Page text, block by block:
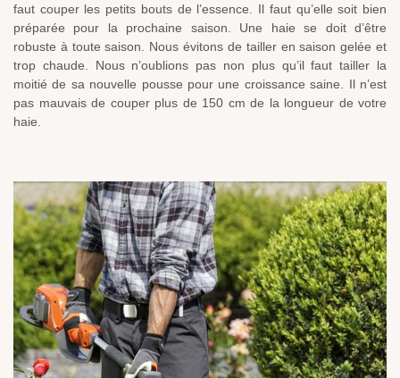
faut couper les petits bouts de l’essence. Il faut qu’elle soit bien
préparée pour la prochaine saison. Une haie se doit d’être
robuste à toute saison. Nous évitons de tailler en saison gelée et
trop chaude. Nous n’oublions pas non plus qu’il faut tailler la
moitié de sa nouvelle pousse pour une croissance saine. Il n’est
pas mauvais de couper plus de 150 cm de la longueur de votre
haie.